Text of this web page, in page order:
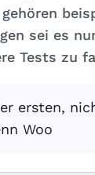
sei es
Tests zu
ersten,
Woo